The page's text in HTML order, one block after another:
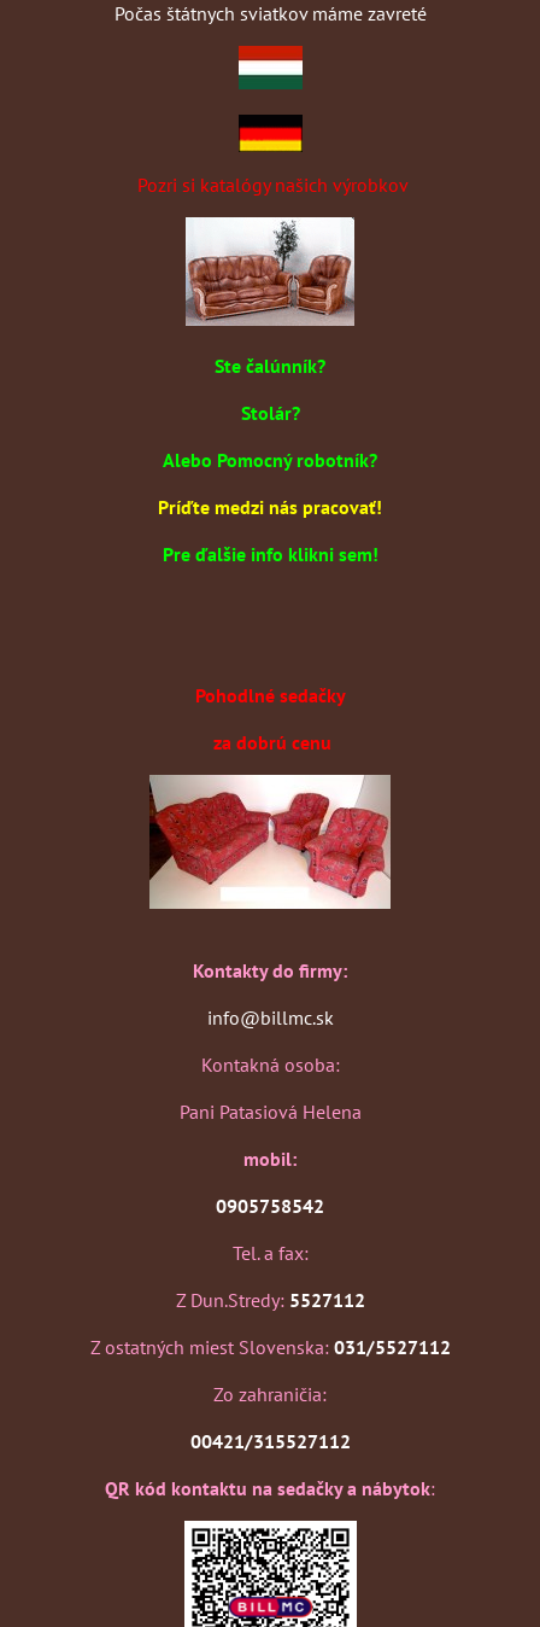
Počas štátnych sviatkov máme zavreté
Pozri si katalógy našich výrobkov
Ste čalúnník?
Stolár?
Alebo Pomocný robotník?
Príďte medzi nás pracovať!
Pre ďalšie info klikni sem!
Pohodlné sedačky
za dobrú cenu
Kontakty do firmy:
info@billmc.sk
Kontakná osoba:
Pani Patasiová Helena
mobil:
0905758542
Tel. a fax:
Z Dun.Stredy: 5527112
Z ostatných miest Slovenska: 031/5527112
Zo zahraničia:
00421/315527112
QR kód kontaktu na sedačky a nábytok: